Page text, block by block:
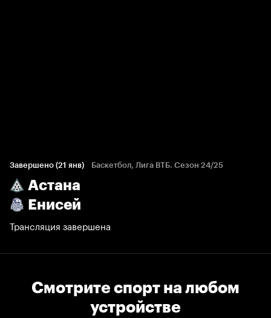
Завершено (21 янв) Баскетбол, Лига ВТБ. Сезон 24/25
Астана
Енисей
Трансляция завершена
Смотрите спорт на любом
устройстве